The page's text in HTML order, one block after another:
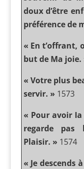
doux d’être
préférence de
« En t’offrant,
but de Ma joie.
« Votre plus
servir. » 1573
« Pour avoir
regarde pas
Plaisir. » 1574
« Je descends